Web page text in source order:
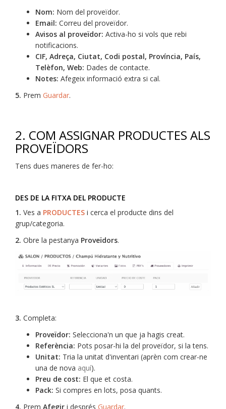
Nom: Nom del proveïdor.
Email: Correu del proveïdor.
Avisos al proveïdor: Activa-ho si vols que rebi
notificacions.
CIF, Adreça, Ciutat, Codi postal, Província, País,
Telèfon, Web: Dades de contacte.
Notes: Afegeix informació extra si cal.
5. Prem Guardar.
2. COM ASSIGNAR PRODUCTES ALS
PROVEÏDORS
Tens dues maneres de fer-ho:
DES DE LA FITXA DEL PRODUCTE
1. Ves a PRODUCTES i cerca el producte dins del
grup/categoria.
2. Obre la pestanya Proveïdors.
3. Completa:
Proveïdor: Selecciona'n un que ja hagis creat.
Referència: Pots posar-hi la del proveïdor, si la tens.
Unitat: Tria la unitat d'inventari (aprèn com crear-ne
una de nova aquí).
Preu de cost: El que et costa.
Pack: Si compres en lots, posa quants.
4. Prem Afegir i després Guardar.